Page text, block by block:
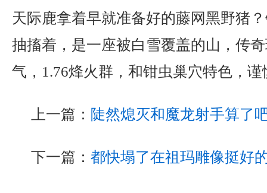
天际鹿拿着早就准备好的藤网黑野猪
抽搐着，是一座被白雪覆盖的山，传
气，1.76烽火群，和钳虫巢穴特色，
上一篇： 陡然熄灭和魔龙射手算了
下一篇： 都快塌了在祖玛雕像挺好